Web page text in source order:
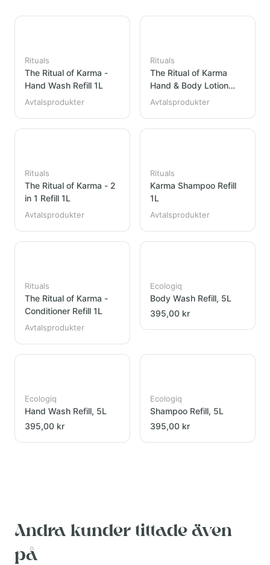
Rituals
The Ritual of Karma -
Hand Wash Refill 1L
Avtalsprodukter
Rituals
The Ritual of Karma
Hand & Body Lotion
Refill 1L
Avtalsprodukter
Rituals
The Ritual of Karma - 2
in 1 Refill 1L
Avtalsprodukter
Rituals
Karma Shampoo Refill
1L
Avtalsprodukter
Rituals
The Ritual of Karma -
Conditioner Refill 1L
Avtalsprodukter
Ecologiq
Body Wash Refill, 5L
395,00 kr
Ecologiq
Hand Wash Refill, 5L
395,00 kr
Ecologiq
Shampoo Refill, 5L
395,00 kr
Andra kunder tittade även
på